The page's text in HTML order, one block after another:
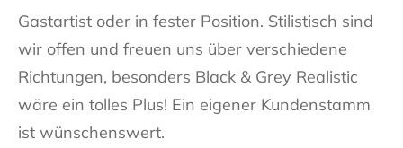
Gastartist oder in fester Position. Stilistisch sind
wir offen und freuen uns über verschiedene
Richtungen, besonders Black & Grey Realistic
wäre ein tolles Plus! Ein eigener Kundenstamm
ist wünschenswert.